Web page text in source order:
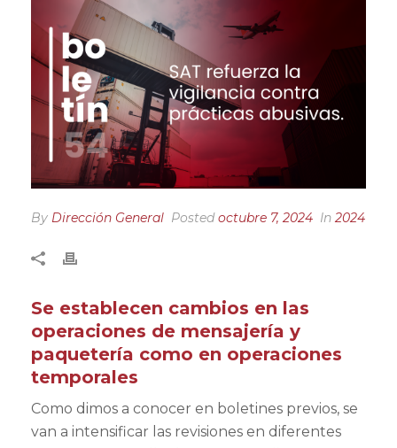
By Dirección General Postedoctubre 7, 2024 In 2024
Se establecen cambios en las
operaciones de mensajería y
paquetería como en operaciones
temporales
Como dimos a conocer en boletines previos, se
van a intensificar las revisiones en diferentes